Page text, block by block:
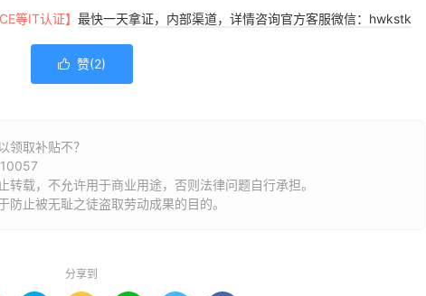
等IT认证】 最快一天拿证，内部渠道，详情咨询官方客服微信：hwkstk
 赞(2)
领取补贴不？
载，不允许用于商业用途，否则法律问题自行承担。
止被无耻之徒盗取劳动成果的目的。
分享到